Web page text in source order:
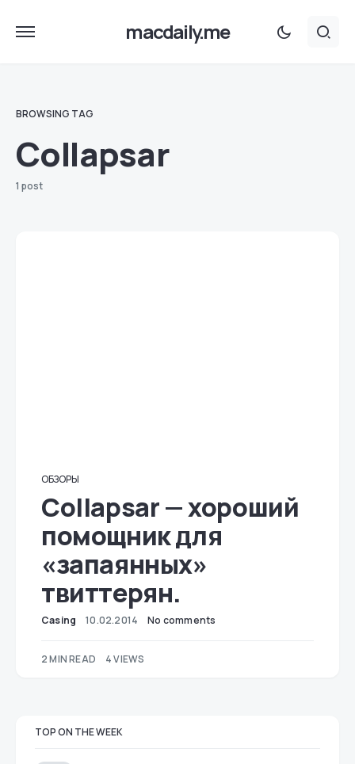
macdaily.me
BROWSING TAG
Collapsar
1 post
ОБЗОРЫ
Collapsar — хороший
помощник для
«запаянных»
твиттерян.
Casing 10.02.2014 No comments
2 MIN READ 4 VIEWS
TOP ON THE WEEK